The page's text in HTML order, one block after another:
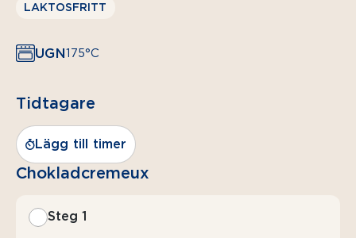
LAKTOSFRITT
UGN175°C
Tidtagare
Lägg till timer
Chokladcremeux
Steg 1